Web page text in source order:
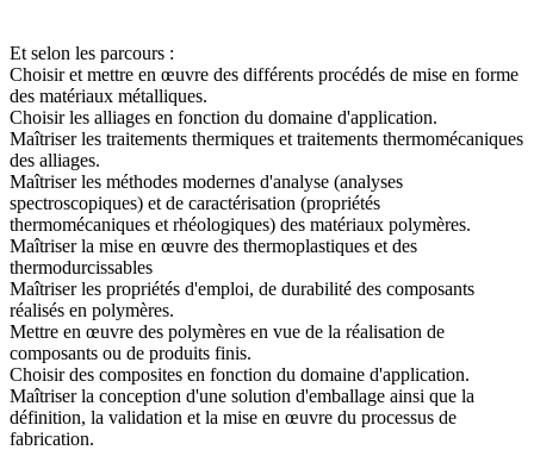
Et selon les parcours :
Choisir et mettre en œuvre des différents procédés de mise en forme
des matériaux métalliques.
Choisir les alliages en fonction du domaine d'application.
Maîtriser les traitements thermiques et traitements thermomécaniques
des alliages.
Maîtriser les méthodes modernes d'analyse (analyses
spectroscopiques) et de caractérisation (propriétés
thermomécaniques et rhéologiques) des matériaux polymères.
Maîtriser la mise en œuvre des thermoplastiques et des
thermodurcissables
Maîtriser les propriétés d'emploi, de durabilité des composants
réalisés en polymères.
Mettre en œuvre des polymères en vue de la réalisation de
composants ou de produits finis.
Choisir des composites en fonction du domaine d'application.
Maîtriser la conception d'une solution d'emballage ainsi que la
définition, la validation et la mise en œuvre du processus de
fabrication.